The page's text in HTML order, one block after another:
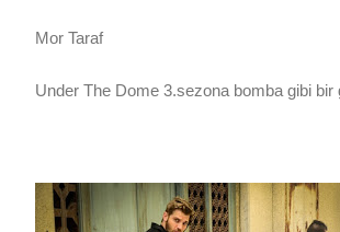
Mor Taraf
Under The Dome 3.sezona bomba gibi bir